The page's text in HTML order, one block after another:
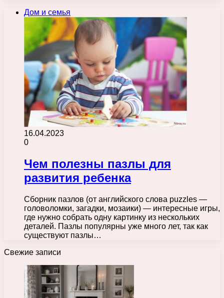
Дом и семья
16.04.2023
0
Чем полезны пазлы для
развития ребенка
Сборник пазлов (от английского слова puzzles —
головоломки, загадки, мозаики) — интересные игры,
где нужно собрать одну картинку из нескольких
деталей. Пазлы популярны уже много лет, так как
существуют пазлы…
Свежие записи